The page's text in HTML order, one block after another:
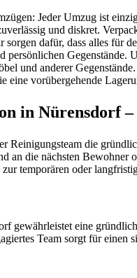
Jeder Umzug ist
und diskret.
sorgen dafür, dass alles für
persönlichen Gegenstände.
und anderer
eine vorübergehende
in Nürensdorf
Reinigungsteam die
an die nächsten
temporären oder
gewährleistet eine
Team sorgt für